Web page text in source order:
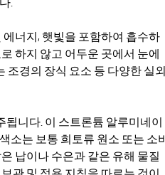
.
에너지, 햇빛을 포함하여 흡수하
하지 않고 어두운 곳에서 눈에
조경의 장식 요소 등 다양한 실외
니다. 이 스트론튬 알루미네이
소는 보통 희토류 원소 또는 소비
납이나 수은과 같은 유해 물질